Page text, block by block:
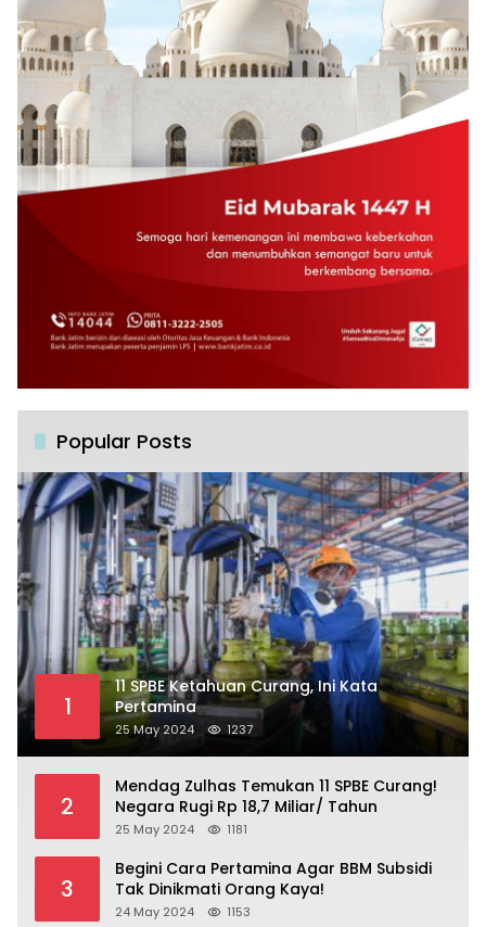
Popular Posts
1
11 SPBE Ketahuan Curang, Ini Kata
Pertamina
25 May 2024 1237
2
Mendag Zulhas Temukan 11 SPBE Curang!
Negara Rugi Rp 18,7 Miliar/ Tahun
25 May 2024 1181
3
Begini Cara Pertamina Agar BBM Subsidi
Tak Dinikmati Orang Kaya!
24 May 2024 1153